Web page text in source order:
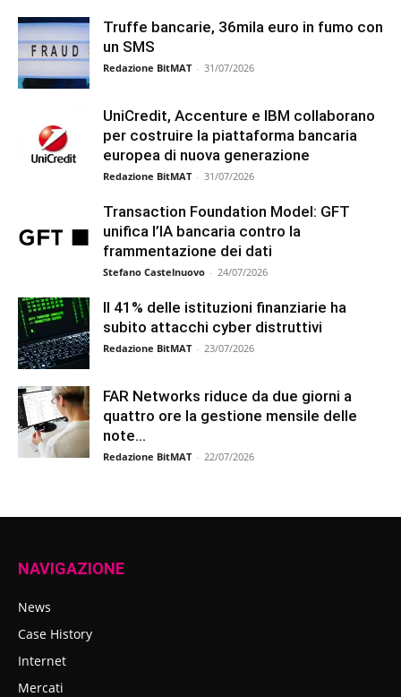
Truffe bancarie, 36mila euro in fumo con
un SMS
Redazione BitMAT - 31/07/2026
UniCredit, Accenture e IBM collaborano
per costruire la piattaforma bancaria
europea di nuova generazione
Redazione BitMAT - 31/07/2026
Transaction Foundation Model: GFT
unifica l’IA bancaria contro la
frammentazione dei dati
Stefano Castelnuovo - 24/07/2026
Il 41% delle istituzioni finanziarie ha
subito attacchi cyber distruttivi
Redazione BitMAT - 23/07/2026
FAR Networks riduce da due giorni a
quattro ore la gestione mensile delle
note...
Redazione BitMAT - 22/07/2026
NAVIGAZIONE
News
Case History
Internet
Mercati